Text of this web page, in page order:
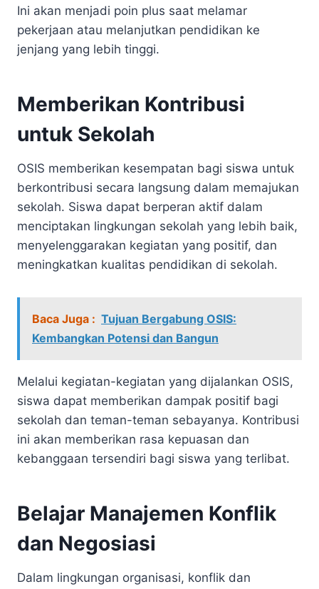
Ini akan menjadi poin plus saat melamar
pekerjaan atau melanjutkan pendidikan ke
jenjang yang lebih tinggi.
Memberikan Kontribusi
untuk Sekolah
OSIS memberikan kesempatan bagi siswa untuk
berkontribusi secara langsung dalam memajukan
sekolah. Siswa dapat berperan aktif dalam
menciptakan lingkungan sekolah yang lebih baik,
menyelenggarakan kegiatan yang positif, dan
meningkatkan kualitas pendidikan di sekolah.
Baca Juga : Tujuan Bergabung OSIS:
Kembangkan Potensi dan Bangun
Melalui kegiatan-kegiatan yang dijalankan OSIS,
siswa dapat memberikan dampak positif bagi
sekolah dan teman-teman sebayanya. Kontribusi
ini akan memberikan rasa kepuasan dan
kebanggaan tersendiri bagi siswa yang terlibat.
Belajar Manajemen Konflik
dan Negosiasi
Dalam lingkungan organisasi, konflik dan